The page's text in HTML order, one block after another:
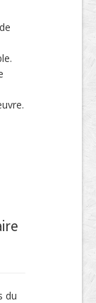
du